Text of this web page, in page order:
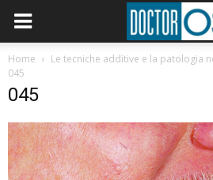
Home
Le tecniche additive e la patologia
045
045